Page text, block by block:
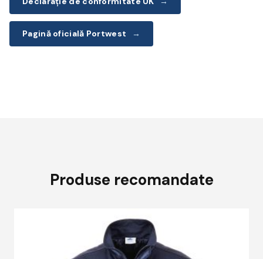
Pagină oficială Portwest →
Produse recomandate